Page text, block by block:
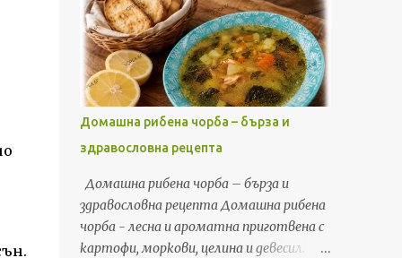
дробчета Първо измих дробчетата под
течаща студена вода и ги почистих от
жилки и излишни ципи. Това гарантира,
че след готвенето те ще останат
сочни и без горчив вкус. Оставих ги ...
пилешки дробчета, леко карамелизиран
лук и доматен сос създава ястие с богат
аромат и наситен вкус, което се
харесва на малки и големи. Необходими
продукти 6 супени лъжици олио 1
килограм пилешки дробчета 3 средно
големи глави кромид лук 1 консерва
домати (250–300 г) 1 чаена лъжичка
червен пипер сол – на вкус черен пипер –
на вкус Подготовка на продуктите
Първо измих дробчетата много добре
под течаща студена вода. Прегледах ги
Домашна рибена чорба – бърза и
здравословна рецепта
Домашна рибена чорба – бърза и
здравословна рецепта Домашна рибена
чорба - лесна и ароматна приготвена с
картофи, моркови, целина и девесил.